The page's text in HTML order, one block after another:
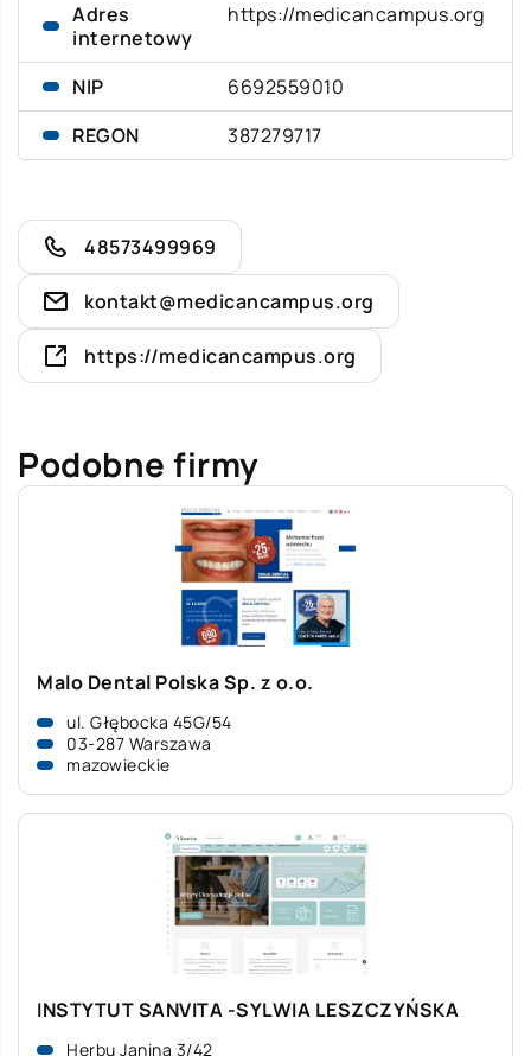
Adres
internetowy
https://medicancampus.org
NIP
6692559010
REGON
387279717
48573499969
kontakt@medicancampus.org
https://medicancampus.org
Podobne firmy
Malo Dental Polska Sp. z o.o.
ul. Głębocka 45G/54
03-287 Warszawa
mazowieckie
INSTYTUT SANVITA -SYLWIA LESZCZYŃSKA
Herbu Janina 3/42